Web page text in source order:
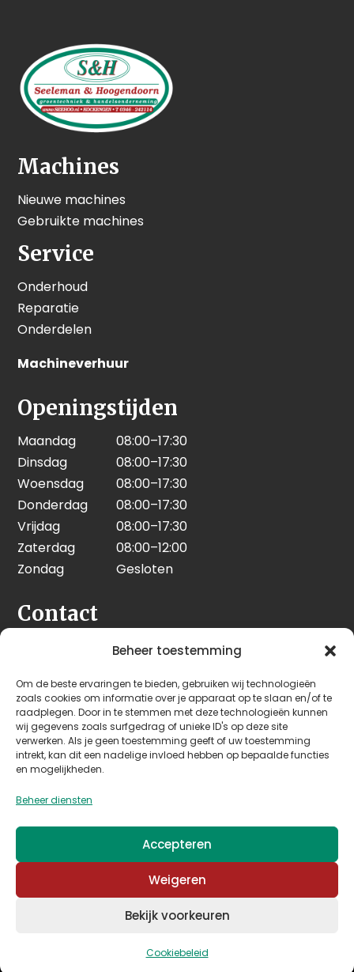
Beheer toestemming
Om de beste ervaringen te bieden, gebruiken wij technologieën
zoals cookies om informatie over je apparaat op te slaan en/of te
raadplegen. Door in te stemmen met deze technologieën kunnen
wij gegevens zoals surfgedrag of unieke ID's op deze site
verwerken. Als je geen toestemming geeft of uw toestemming
intrekt, kan dit een nadelige invloed hebben op bepaalde functies
en mogelijkheden.
Beheer diensten
Accepteren
Weigeren
Bekijk voorkeuren
Cookiebeleid
Machines
Nieuwe machines
Gebruikte machines
Service
Onderhoud
Reparatie
Onderdelen
Machineverhuur
Openingstijden
Maandag
08:00–17:30
Dinsdag
08:00–17:30
Woensdag
08:00–17:30
Donderdag
08:00–17:30
Vrijdag
08:00–17:30
Zaterdag
08:00–12:00
Zondag
Gesloten
Contact
Seeleman & Hoogendoorn
3628 GD Kockengen
Nederland
+31 (0)346 242 114
info@seehoo.nl
© 2026 Seeleman & Hoogendoorn - Mede mogelijk
gemaakt doorArimpex B.V.